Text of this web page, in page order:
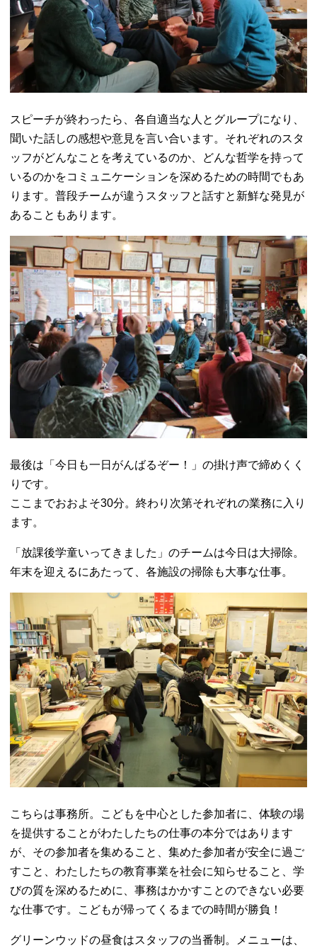
スピーチが終わったら、各自適当な人とグループになり、
聞いた話しの感想や意見を言い合います。それぞれのスタ
ッフがどんなことを考えているのか、どんな哲学を持って
いるのかをコミュニケーションを深めるための時間でもあ
ります。普段チームが違うスタッフと話すと新鮮な発見が
あることもあります。
最後は「今日も一日がんばるぞー！」の掛け声で締めくく
りです。
ここまでおおよそ30分。終わり次第それぞれの業務に入り
ます。
「放課後学童いってきました」のチームは今日は大掃除。
年末を迎えるにあたって、各施設の掃除も大事な仕事。
こちらは事務所。こどもを中心とした参加者に、体験の場
を提供することがわたしたちの仕事の本分ではあります
が、その参加者を集めること、集めた参加者が安全に過ご
すこと、わたしたちの教育事業を社会に知らせること、学
びの質を深めるために、事務はかかすことのできない必要
な仕事です。こどもが帰ってくるまでの時間が勝負！
グリーンウッドの昼食はスタッフの当番制。メニューは、